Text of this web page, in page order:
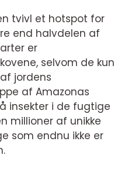
tvivl et hotspot for
end halvdelen af
er
selvom de kun
jordens
af Amazonas
insekter i de fugtige
millioner af unikke
som endnu ikke er